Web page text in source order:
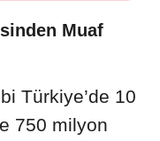
Muaf
Türkiye’de 10
750 milyon